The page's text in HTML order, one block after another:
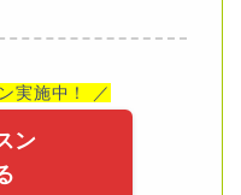
実施中！ ／
ン